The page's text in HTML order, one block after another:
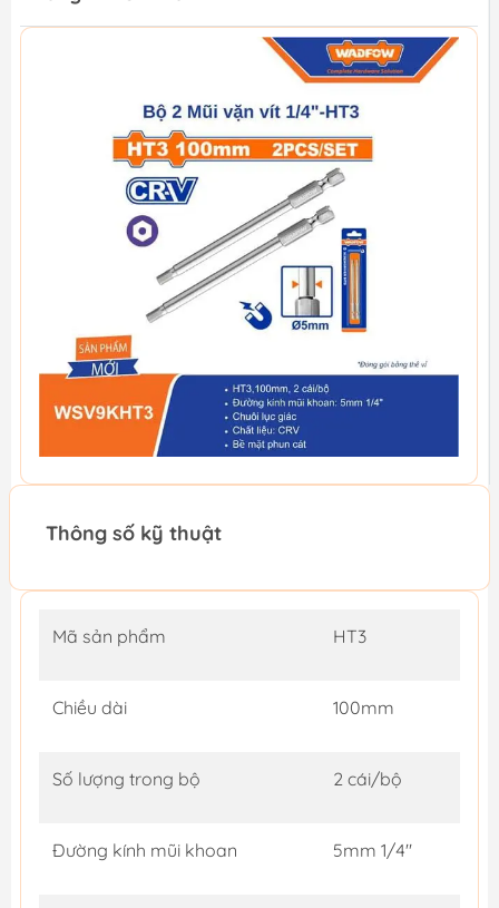
Thông số kỹ thuật
Mã sản phẩm HT3
Chiều dài 100mm
Số lượng trong bộ 2 cái/bộ
Đường kính mũi khoan 5mm 1/4"